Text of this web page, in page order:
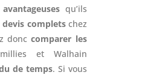
qu’ils
devis completschez
donccomparer les
et Walhain
de temps. Si vous